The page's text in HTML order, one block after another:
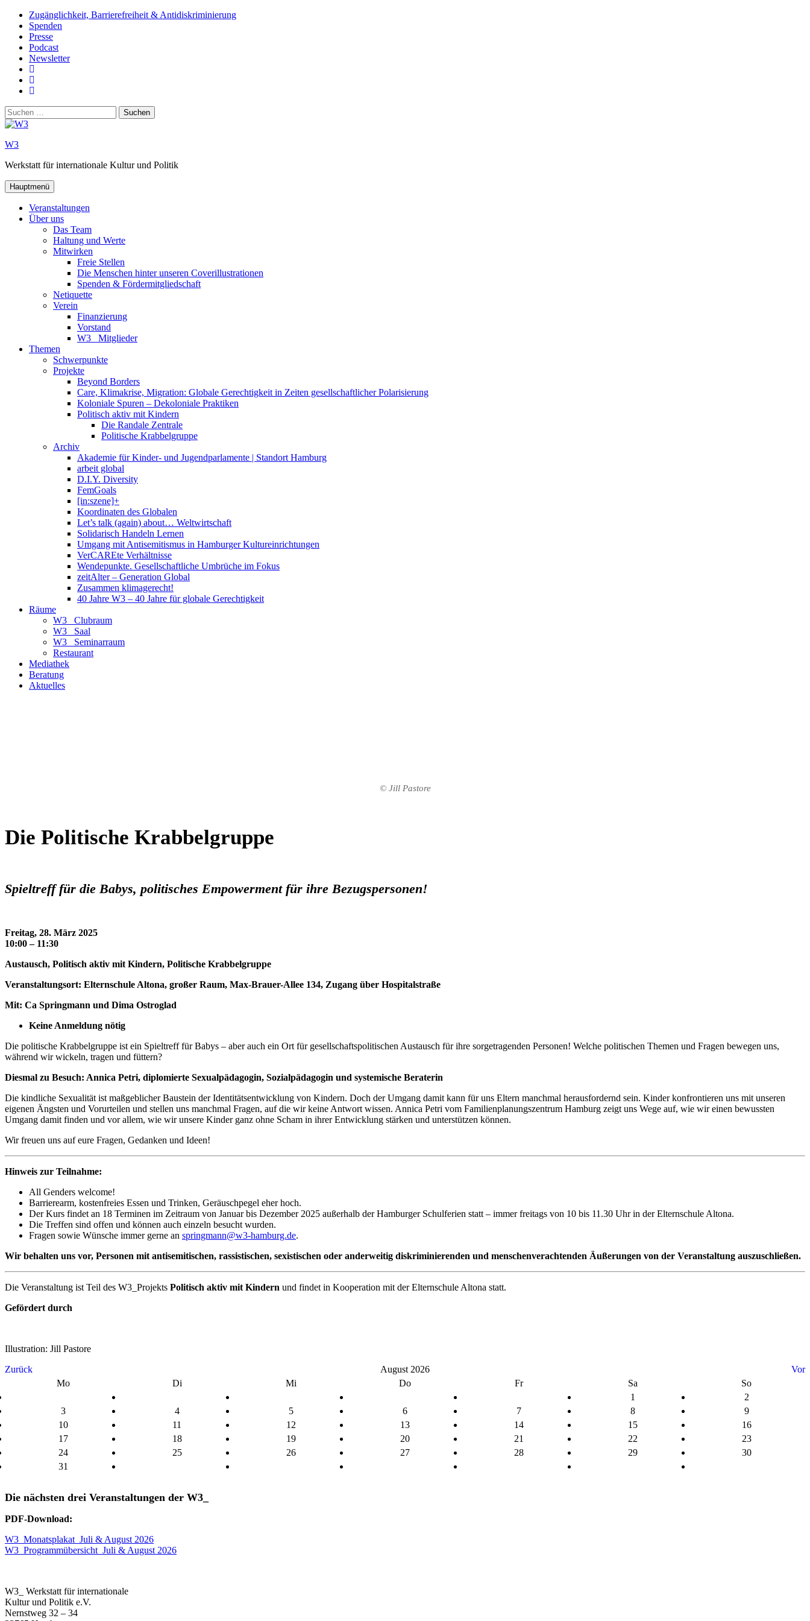
Zum
Inhalt
springen
Zugänglichkeit, Barrierefreiheit & Antidiskriminierung
Spenden
Presse
Podcast
Newsletter
Suchen
nach:
W3
Werkstatt für internationale Kultur und Politik
Hauptmenü
Veranstaltungen
Über uns
Das Team
Haltung und Werte
Mitwirken
Freie Stellen
Die Menschen hinter unseren Coverillustrationen
Spenden & Fördermitgliedschaft
Netiquette
Verein
Finanzierung
Vorstand
W3_ Mitglieder
Themen
Schwerpunkte
Projekte
Beyond Borders
Care, Klimakrise, Migration: Globale Gerechtigkeit in Zeiten gesellschaftlicher Polarisierung
Koloniale Spuren – Dekoloniale Praktiken
Politisch aktiv mit Kindern
Die Randale Zentrale
Politische Krabbelgruppe
Archiv
Akademie für Kinder- und Jugendparlamente | Standort Hamburg
arbeit global
D.I.Y. Diversity
FemGoals
[in:szene]+
Koordinaten des Globalen
Let’s talk (again) about… Weltwirtschaft
Solidarisch Handeln Lernen
Umgang mit Antisemitismus in Hamburger Kultureinrichtungen
VerCAREte Verhältnisse
Wendepunkte. Gesellschaftliche Umbrüche im Fokus
zeitAlter – Generation Global
Zusammen klimagerecht!
40 Jahre W3 – 40 Jahre für globale Gerechtigkeit
Räume
W3_ Clubraum
W3_ Saal
W3_ Seminarraum
Restaurant
Mediathek
Beratung
Aktuelles
© Jill Pastore
Die Politische Krabbelgruppe
Spieltreff für die Babys, politisches Empowerment für ihre Bezugspersonen!
Freitag, 28. März 2025
10:00 – 11:30
Austausch, Politisch aktiv mit Kindern, Politische Krabbelgruppe
Veranstaltungsort: Elternschule Altona, großer Raum, Max-Brauer-Allee 134, Zugang über Hospitalstraße
Mit: Ca Springmann und Dima Ostroglad
Keine Anmeldung nötig
Die politische Krabbelgruppe ist ein Spieltreff für Babys – aber auch ein Ort für gesellschaftspolitischen Austausch für ihre sorgetragenden Personen! Welche politischen Themen und Fragen bewegen uns,
während wir wickeln, tragen und füttern?
Diesmal zu Besuch: Annica Petri, diplomierte Sexualpädagogin, Sozialpädagogin und systemische Beraterin
Die kindliche Sexualität ist maßgeblicher Baustein der Identitätsentwicklung von Kindern. Doch der Umgang damit kann für uns Eltern manchmal herausfordernd sein. Kinder konfrontieren uns mit unseren
eigenen Ängsten und Vorurteilen und stellen uns manchmal Fragen, auf die wir keine Antwort wissen. Annica Petri vom Familienplanungszentrum Hamburg zeigt uns Wege auf, wie wir einen bewussten
Umgang damit finden und vor allem, wie wir unsere Kinder ganz ohne Scham in ihrer Entwicklung stärken und unterstützen können.
Wir freuen uns auf eure Fragen, Gedanken und Ideen!
Hinweis zur Teilnahme:
All Genders welcome!
Barrierearm, kostenfreies Essen und Trinken, Geräuschpegel eher hoch.
Der Kurs findet an 18 Terminen im Zeitraum von Januar bis Dezember 2025 außerhalb der Hamburger Schulferien statt – immer freitags von 10 bis 11.30 Uhr in der Elternschule Altona.
Die Treffen sind offen und können auch einzeln besucht wurden.
Fragen sowie Wünsche immer gerne an springmann@w3-hamburg.de.
Wir behalten uns vor, Personen mit antisemitischen, rassistischen, sexistischen oder anderweitig diskriminierenden und menschenverachtenden Äußerungen von der Veranstaltung auszuschließen.
Die Veranstaltung ist Teil des W3_Projekts Politisch aktiv mit Kindern und findet in Kooperation mit der Elternschule Altona statt.
Gefördert durch
Illustration: Jill Pastore
Zurück
August 2026
Vor
Mo
Di Mi Do Fr Sa
So
1
2
3
4 5 6 7 8
9
10
11 12 13 14 15
16
17
18 19 20 21 22
23
24
25 26 27 28 29
30
31
Die nächsten drei Veranstaltungen der W3_
PDF-Download:
W3_Monatsplakat_Juli & August 2026
W3_Programmübersicht_Juli & August 2026
W3_ Werkstatt für internationale
Kultur und Politik e.V.
Nernstweg 32 – 34